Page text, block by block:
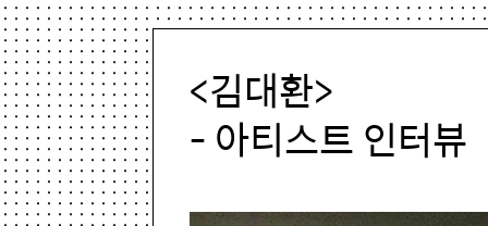
<김대환>
- 아티스트 인터뷰